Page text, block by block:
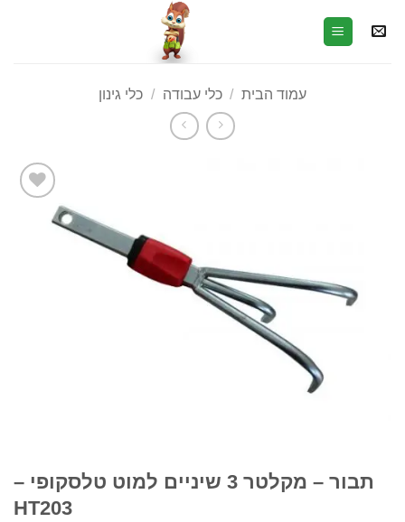
עמוד הבית כלי עבודה / כלי גינון
הוסף
לרשימת
תבור – מקלטר 3 שיניים למוט טלסקופי –
HT203